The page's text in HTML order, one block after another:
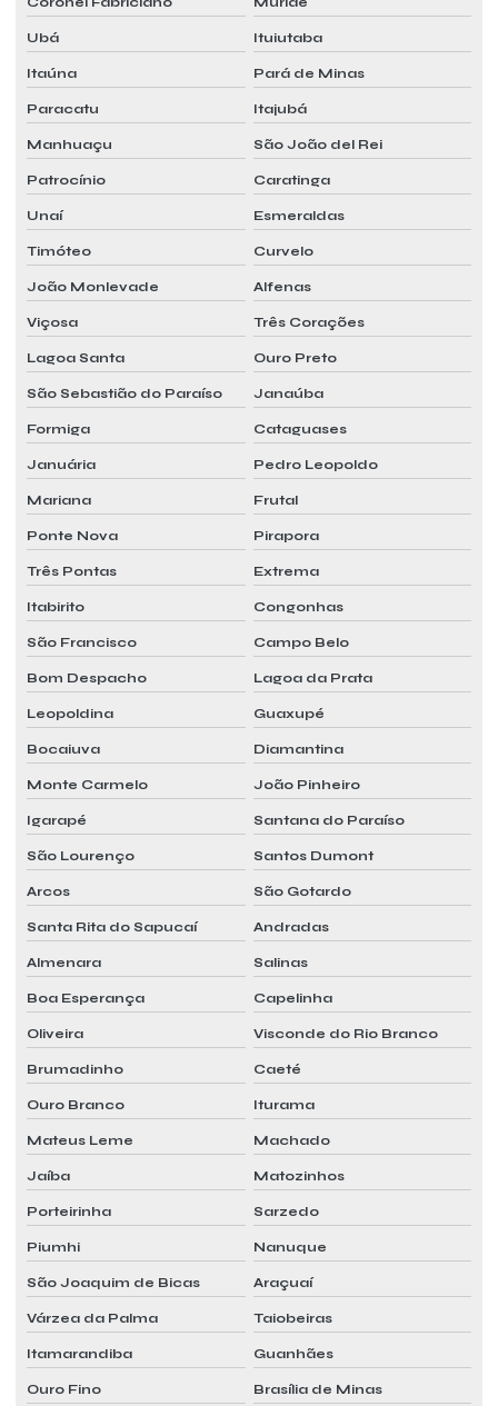
Pmoc valor
Pmoc para vrf
Preço laudo pmoc
Preço pmoc
Preço pmoc mensal
Prestação de serviço pmoc
Prestação de serviço pmoc mensal
Programa pmoc
Projeto vrf
Quanto custa um pmoc
Relatório pmoc
Relatório pmoc ar condicionado
Relatório pmoc custo
Relatório pmoc orçamento
Relatório pmoc preço
Relatório pmoc valor
Serviço de manutenção preventiva de ar condicionado
Serviço mensal pmoc preço
Serviço mensal pmoc quanto custa
Serviço mensal pmoc sp
Serviço de pmoc
Serviço de pmoc para ar condicionado
Serviços de manutenção preventiva e corretiva de ar condicionado
Sistema de ar condicionado vrf preço
Sistema de climatização vrf
Sistema vrf de climatização
Ubá Ituiutaba
Itaúna Pará de Minas
Paracatu Itajubá
Manhuaçu São João del Rei
Patrocínio Caratinga
Unaí Esmeraldas
Timóteo Curvelo
João Monlevade Alfenas
Viçosa Três Corações
Lagoa Santa Ouro Preto
São Sebastião do Paraíso Janaúba
Formiga Cataguases
Januária Pedro Leopoldo
Mariana Frutal
Ponte Nova Pirapora
Três Pontas Extrema
Itabirito Congonhas
São Francisco Campo Belo
Bom Despacho Lagoa da Prata
Leopoldina Guaxupé
Bocaiuva Diamantina
Monte Carmelo João Pinheiro
Igarapé Santana do Paraíso
São Lourenço Santos Dumont
Arcos São Gotardo
Santa Rita do Sapucaí Andradas
Almenara Salinas
Boa Esperança Capelinha
Oliveira Visconde do Rio Branco
Brumadinho Caeté
Ouro Branco Iturama
Mateus Leme Machado
Jaíba Matozinhos
Porteirinha Sarzedo
Piumhi Nanuque
São Joaquim de Bicas Araçuaí
Várzea da Palma Taiobeiras
Itamarandiba Guanhães
Ouro Fino Brasília de Minas